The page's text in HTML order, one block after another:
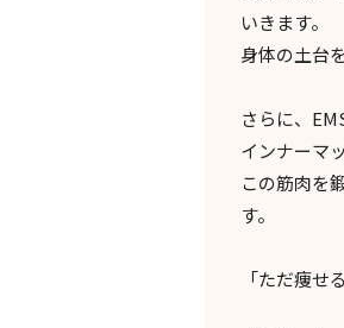
いきます。
身体の土台
さらに、
インナーマ
この筋肉を
す。
「ただ痩せ